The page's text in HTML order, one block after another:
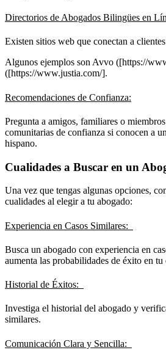
Directorios de Abogados Bilingües en
Existen sitios web que conectan a
Algunos ejemplos son Avvo ([https://
([https://www.justia.com/].
Recomendaciones de Confianza:
Pregunta a amigos, familiares o
comunitarias de confianza si conocen a
hispano.
Cualidades a Buscar en un
Una vez que tengas algunas opciones,
cualidades al elegir a tu abogado:
Experiencia en Casos Similares:
Busca un abogado con experiencia en
aumenta las probabilidades de éxito en tu
Historial de Éxitos:
Investiga el historial del abogado y
similares.
Comunicación Clara y Sencilla: